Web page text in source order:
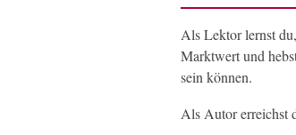
Als Lektor lernst
Marktwert und
sein können.
Als Autor erreichst